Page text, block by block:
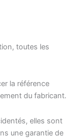
toutes les
la référence
du fabricant.
elles sont
une garantie de